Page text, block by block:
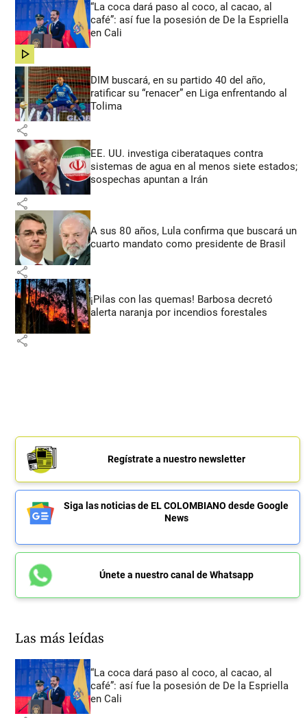
“La coca dará paso al coco, al cacao, al
café”: así fue la posesión de De la Espriella
en Cali
share
DIM buscará, en su partido 40 del año,
ratificar su “renacer” en Liga enfrentando al
Tolima
share
EE. UU. investiga ciberataques contra
sistemas de agua en al menos siete estados;
sospechas apuntan a Irán
share
A sus 80 años, Lula confirma que buscará un
cuarto mandato como presidente de Brasil
share
¡Pilas con las quemas! Barbosa decretó
alerta naranja por incendios forestales
share
Regístrate a nuestro newsletter
Siga las noticias de EL COLOMBIANO desde Google
News
Únete a nuestro canal de Whatsapp
Las más leídas
“La coca dará paso al coco, al cacao, al
café”: así fue la posesión de De la Espriella
en Cali